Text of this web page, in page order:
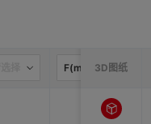
F(mm): 请选择
3D图纸
4.8